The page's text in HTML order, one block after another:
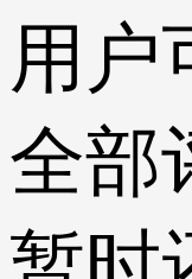
用户
全部